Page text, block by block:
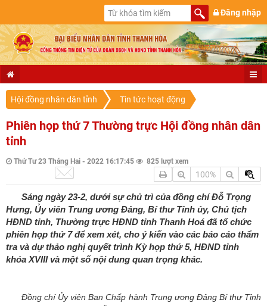
Đăng nhập
Hội đồng nhân dân tỉnh Tin tức hoạt động
Phiên họp thứ 7 Thường trực Hội đồng nhân dân
tỉnh
Thứ Tư 23 Tháng Hai - 2022 16:17:45 825 lượt xem
100%
Sáng ngày 23-2, dưới sự chủ trì của đồng chí Đỗ Trọng
Hưng, Ủy viên Trung ương Đảng, Bí thư Tỉnh ủy, Chủ tịch
HĐND tỉnh, Thường trực HĐND tỉnh Thanh Hoá đã tổ chức
phiên họp thứ 7 để xem xét, cho ý kiến vào các báo cáo thẩm
tra và dự thảo nghị quyết trình Kỳ họp thứ 5, HĐND tỉnh
khóa XVIII và một số nội dung quan trọng khác.
Đồng chí Ủy viên Ban Chấp hành Trung ương ĐảngBí thư Tỉnh